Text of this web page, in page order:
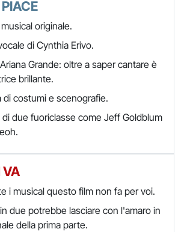
originale.
di Cynthia Erivo.
Grande: oltre a saper cantare è
brillante.
di costumi e scenografie.
di due fuoriclasse come Jeff Goldblum
VA
i musical questo film non fa per voi.
due potrebbe lasciare con l'amaro in
della prima parte.